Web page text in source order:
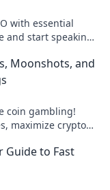
with essential
and start speaking
Moonshots, and
coin gambling!
maximize crypto
Guide to Fast